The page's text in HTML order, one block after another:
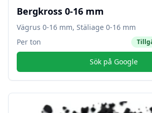
Bergkross 0-16 mm
Vägrus 0-16 mm, Stäliage 0-16 mm
Per ton
Sök på Google